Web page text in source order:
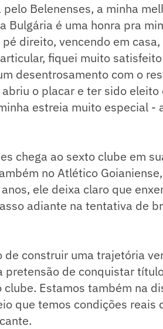
Belenenses, a minha
é uma honra pra
direito, vencendo em
fiquei muito
desentrosamento com o
o placar e ter sido eleito
estreia muito especial -
chega ao sexto clube em
no Atlético
ele deixa claro que
adiante na tentativa de
construir uma trajetória
pretensão de conquistar
Estamos também na
que temos condições reais